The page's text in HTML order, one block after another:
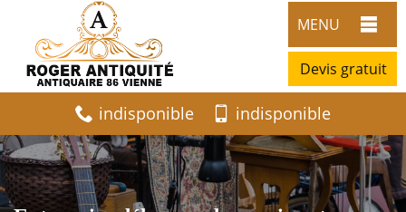
MENU
Devis gratuit
indisponible indisponible